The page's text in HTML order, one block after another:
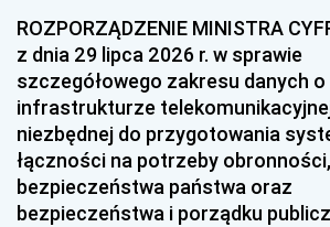
ROZPORZĄDZENIE MINISTRA
z dnia 29 lipca 2026 r. w sprawie
szczegółowego zakresu danych o
infrastrukturze
niezbędnej do przygotowania
łączności na potrzeby obronności,
bezpieczeństwa państwa oraz
bezpieczeństwa i porządku